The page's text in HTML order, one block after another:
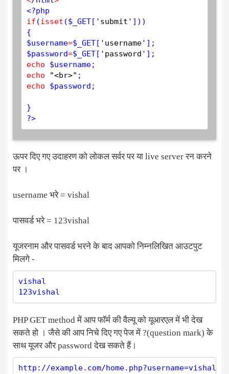
<?php
if (isset ($ _GET[ 'submit' ]))
$username=$ _GET[ 'username'
$password=$ _GET[ 'password'
echo
$username
echo
"<br>"
echo
$password ;
?>
ऊपर दिए गए उदाहरण को लोकल सर्वर पर या live server रन करने
पर ।
username भरे = vishal
पासवर्ड भरे = 123vishal
यूजरनाम और पासवर्ड भरने के बाद आपको निम्नलिखित आउटपुट
मिलगे -
vishal
PHP GET method में आप फॉर्म की वैल्यू को यूआरएल में भी देख
सकते हो । जैसे की आप निचे दिए गए पेज में ?(question mark) के
साथ यूजर और password देख सकते हैं।